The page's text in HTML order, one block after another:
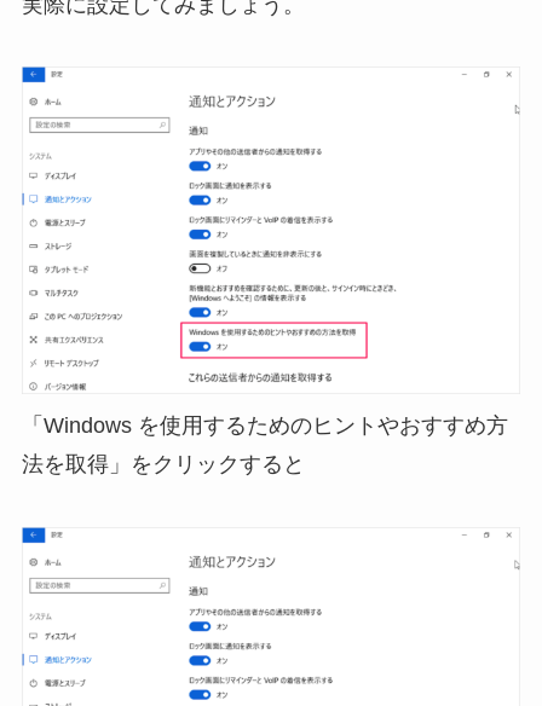
「Windows を使用するためのヒントやおすすめ方
法を取得」をクリックすると